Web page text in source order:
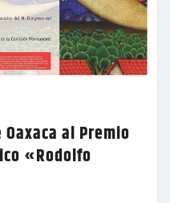
al Premio
«Rodolfo